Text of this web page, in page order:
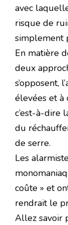
avec
risque de
simplement
En matière
deux
s’opposent,
élevées et à
c’est-à-dire
du
de serre.
Les
coûte » et
rendrait le
Allez savoir